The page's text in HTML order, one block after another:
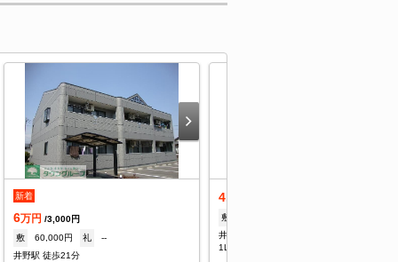
新着
6万円 /3,000円
敷
60,000円 礼
--
井野駅 徒歩21分
4.8
敷
井野駅 徒歩19分
1LDK/29.25㎡